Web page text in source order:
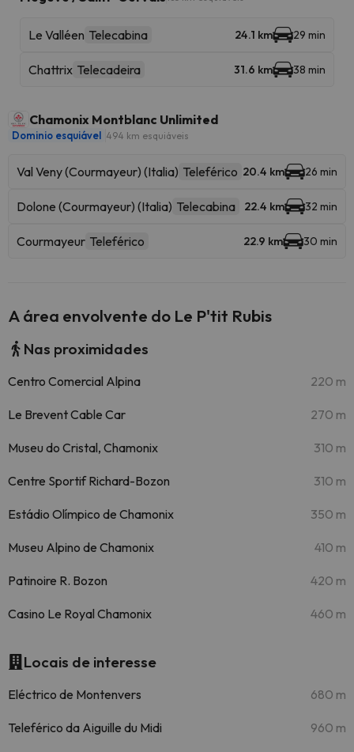
Le Valléen Telecabina 24.1 km 29 min
Chattrix Telecadeira 31.6 km 38 min
Chamonix Montblanc Unlimited
Dominio esquiável 494 km esquiáveis
Val Veny (Courmayeur) (Italia) Teleférico 20.4 km 26 min
Dolone (Courmayeur) (Italia) Telecabina 22.4 km 32 min
Courmayeur Teleférico 22.9 km 30 min
A área envolvente do Le P'tit Rubis
Nas proximidades
Centro Comercial Alpina 220 m
Le Brevent Cable Car 270 m
Museu do Cristal, Chamonix 310 m
Centre Sportif Richard-Bozon 310 m
Estádio Olímpico de Chamonix 350 m
Museu Alpino de Chamonix 410 m
Patinoire R. Bozon 420 m
Casino Le Royal Chamonix 460 m
Locais de interesse
Eléctrico de Montenvers 680 m
Teleférico da Aiguille du Midi 960 m